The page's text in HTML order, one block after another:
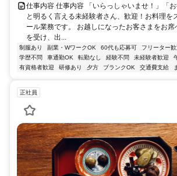
仕事内容 仕事内容 「いらっしゃいませ！」「お
と明るく言える未経験者さん、歓迎！お料理を
ール業務です。 お越しになったお客さまをお
を受け、出...
制服あり 副業・WワークOK 60代も応募可 フリーター歓
学歴不問
車通勤OK 転勤なし 経験不問 未経験者歓迎
有資格者歓迎
研修あり 夕方 ブランクOK 交通費支給
正社員